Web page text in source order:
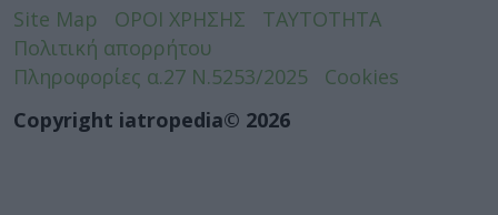
Site Map ΟΡΟΙ ΧΡΗΣΗΣ
ΤΑΥΤΟΤΗΤΑ
Πολιτική απορρήτου
Πληροφορίες α.27 Ν.5253/2025
Cookies
Copyright iatropedia© 2026